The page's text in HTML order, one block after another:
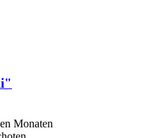
Monaten